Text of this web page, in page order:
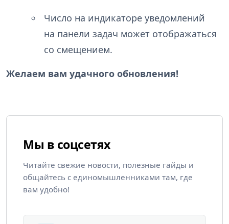
Число на индикаторе уведомлений
на панели задач может отображаться
со смещением.
Желаем вам удачного обновления!
Мы в соцсетях
Читайте свежие новости, полезные гайды и
общайтесь с единомышленниками там, где
вам удобно!